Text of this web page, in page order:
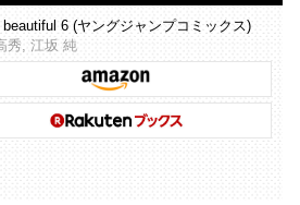
6 (ヤングジャンプコミックス)
秀, 江坂 純